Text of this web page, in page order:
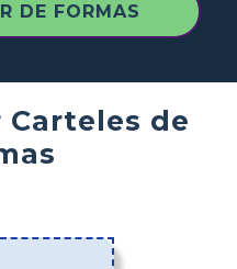
DE FORMAS
Carteles de